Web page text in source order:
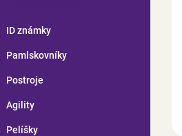
ID známky
Pamlskovníky
Postroje
Agility
Pelíšky